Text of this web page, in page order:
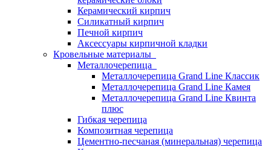
Керамический кирпич
Силикатный кирпич
Печной кирпич
Аксессуары кирпичной кладки
Кровельные материалы
Металлочерепица
Металлочерепица Grand Line Классик
Металлочерепица Grand Line Камея
Металлочерепица Grand Line Квинта
плюс
Гибкая черепица
Композитная черепица
Цементно-песчаная (минеральная) черепица